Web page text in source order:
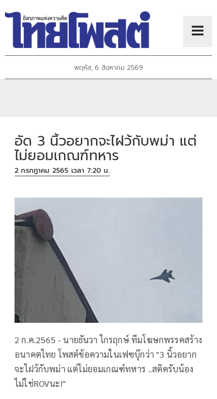
พฤหัส, 6 สิงหาคม 2569
อัด 3 นิ้วอยากจะไฝว้กับพม่า แต่
ไม่ยอมเกณฑ์ทหาร
2 กรกฎาคม 2565 เวลา 7:20 น.
2 ก.ค.2565 - นายธันวา ไกรฤกษ์ ทีมโฆษกพรรคสร้าง
อนาคตไทย โพสต์ข้อความในเฟซบุ๊กว่า "3 นิ้วอยาก
จะไฝว้กับพม่า แต่ไม่ยอมเกณฑ์ทหาร ..สติครับน้อง
ไม่ใช่ROVนะ!"